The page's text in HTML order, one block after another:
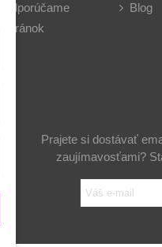
odporúčame
stránok
Blog
Prajete si dostávať
zaujímavosťami?